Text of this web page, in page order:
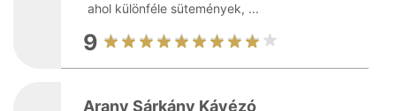
ahol különféle sütemények, ...
9
Arany Sárkány Kávézó